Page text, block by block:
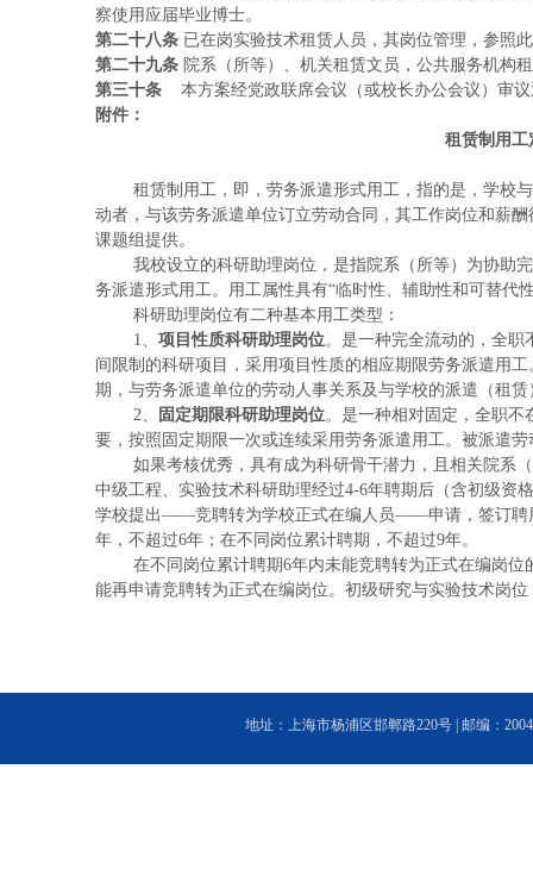
察使用应届毕业博士。
第二十八条 已在岗实验技术租赁人员，其岗位管理，参照
第二十九条 院系（所等）、机关租赁文员，公共服务机构
第三十条
本方案经党政联席会议（或校长办公会议）审
附件：
租赁制用工
租赁制用工，即，劳务派遣形式用工，指的是，学校与
动者，与该劳务派遣单位订立劳动合同，其工作岗位和薪
课题组提供。
我校设立的科研助理岗位，是指院系（所等）为协助完
务派遣形式用工。用工属性具有“临时性、辅助性和可替代
科研助理岗位有二种基本用工类型：
1、 项目性质科研助理岗位。是一种完全流动的，全职
间限制的科研项目，采用项目性质的相应期限劳务派遣用
期，与劳务派遣单位的劳动人事关系及与学校的派遣（租
2、
固定期限科研助理岗位。是一种相对固定，全职不
要，按照固定期限一次或连续采用劳务派遣用工。被派遣
如果考核优秀，具有成为科研骨干潜力，且相关院系（
中级工程、实验技术科研助理经过4-6年聘期后（含初级资
学校提出——竞聘转为学校正式在编人员——申请，签订聘
年，不超过6年；在不同岗位累计聘期，不超过9年。
在不同岗位累计聘期6年内未能竞聘转为正式在编岗位
能再申请竞聘转为正式在编岗位。初级研究与实验技术岗
地址：上海市杨浦区邯郸路220号 | 邮编：